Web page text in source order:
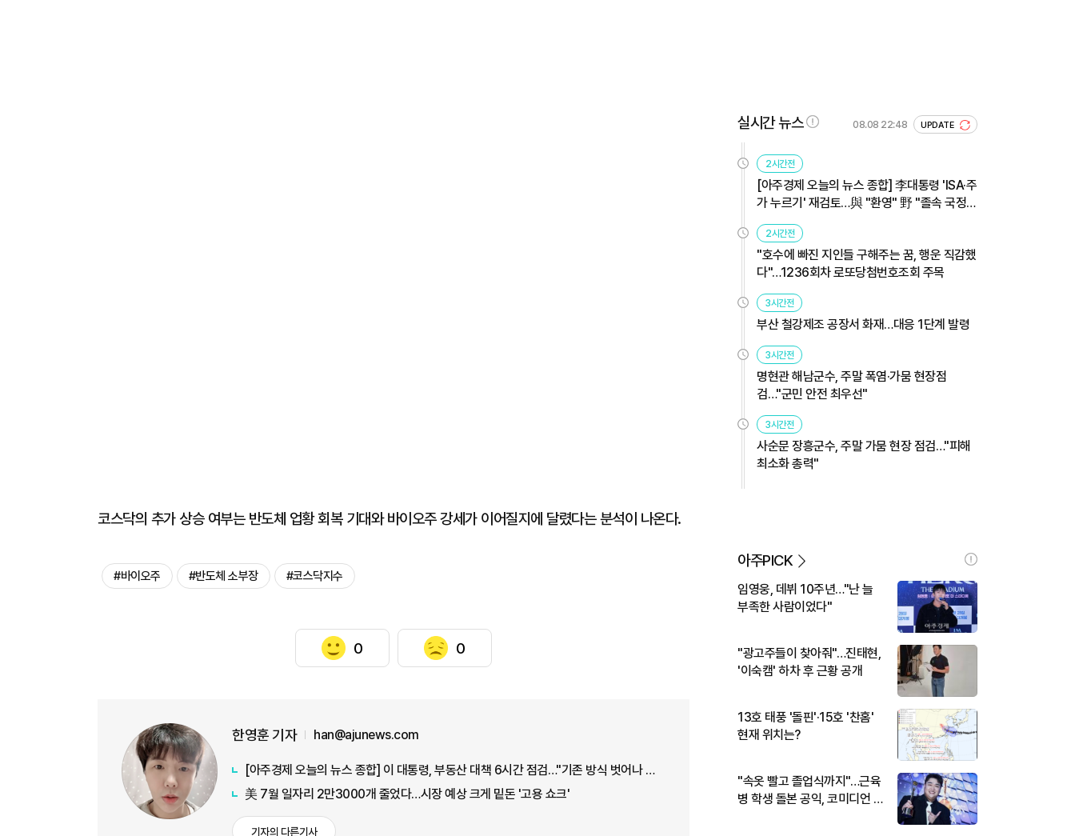
코스닥의 추가 상승 여부는 반도체 업황 회복 기대와 바이오주 강세가 이어질지에 달렸다는 분석이 나온다.
#바이오주 #반도체 소부장 #코스닥지수
0 0
한영훈 기자 han@ajunews.com
[아주경제 오늘의 뉴스 종합] 이 대통령, 부동산 대책 6시간 점검…"기존 방식 벗어나 과감히 실행" 外
美 7월 일자리 2만3000개 줄었다…시장 예상 크게 밑돈 '고용 쇼크'
기자의 다른기사
실시간 뉴스 08.08 22:48 UPDATE
2시간전
[아주경제 오늘의 뉴스 종합] 李대통령 'ISA·주
가 누르기' 재검토…與 "환영" 野 "졸속 국정"
外
2시간전
"호수에 빠진 지인들 구해주는 꿈, 행운 직감했
다"…1236회차 로또당첨번호조회 주목
3시간전
부산 철강제조 공장서 화재…대응 1단계 발령
3시간전
명현관 해남군수, 주말 폭염·가뭄 현장점
검…"군민 안전 최우선"
3시간전
사순문 장흥군수, 주말 가뭄 현장 점검…"피해
최소화 총력"
아주PICK
임영웅, 데뷔 10주년…"난 늘
부족한 사람이었다"
"광고주들이 찾아줘"…진태현,
'이숙캠' 하차 후 근황 공개
13호 태풍 '돌핀'·15호 '찬홈'
현재 위치는?
"속옷 빨고 졸업식까지"…근육
병 학생 돌본 공익, 코미디언 김